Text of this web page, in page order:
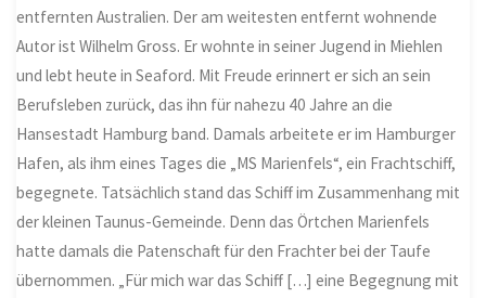
entfernten Australien. Der am weitesten entfernt wohnende
Autor ist Wilhelm Gross. Er wohnte in seiner Jugend in Miehlen
und lebt heute in Seaford. Mit Freude erinnert er sich an sein
Berufsleben zurück, das ihn für nahezu 40 Jahre an die
Hansestadt Hamburg band. Damals arbeitete er im Hamburger
Hafen, als ihm eines Tages die „MS Marienfels“, ein Frachtschiff,
begegnete. Tatsächlich stand das Schiff im Zusammenhang mit
der kleinen Taunus-Gemeinde. Denn das Örtchen Marienfels
hatte damals die Patenschaft für den Frachter bei der Taufe
übernommen. „Für mich war das Schiff […] eine Begegnung mit